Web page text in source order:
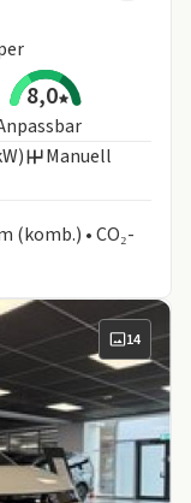
8,0
Manuell
(komb.) • CO₂-
14